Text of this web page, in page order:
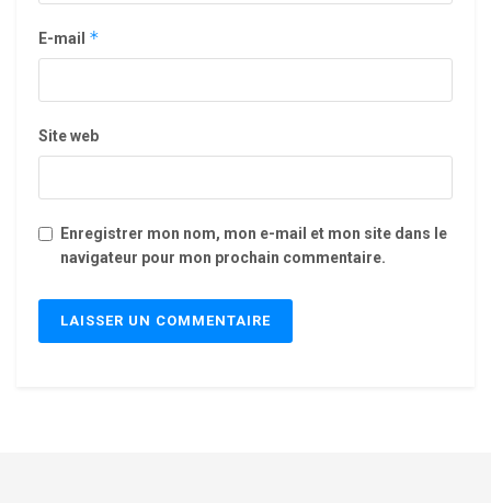
E-mail *
Site web
Enregistrer mon nom, mon e-mail et mon site dans le
navigateur pour mon prochain commentaire.